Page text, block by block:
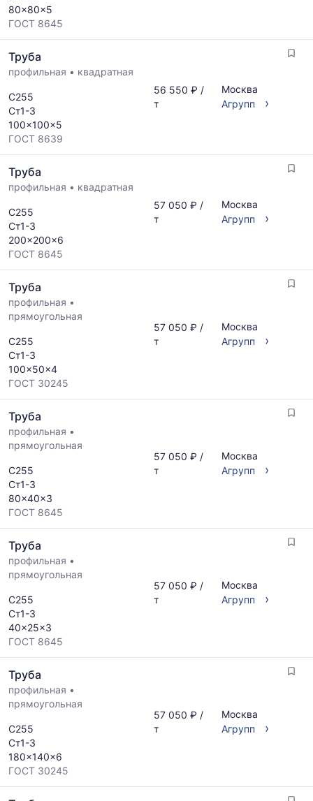
обновляется
по
мере
обновления
прайс-
80x80x5
ГОСТ 8645
Труба
профильная • квадратная
С255
Ст1-3
100x100x5
ГОСТ 8639
56 550 ₽ /
т
Москва
Агрупп
›
Труба
профильная • квадратная
С255
Ст1-3
200x200x6
ГОСТ 8645
57 050 ₽ /
т
Москва
Агрупп
›
Труба
профильная •
прямоугольная
С255
Ст1-3
100x50x4
ГОСТ 30245
57 050 ₽ /
т
Москва
Агрупп
›
Труба
профильная •
прямоугольная
С255
Ст1-3
80x40x3
ГОСТ 8645
57 050 ₽ /
т
Москва
Агрупп
›
Труба
профильная •
прямоугольная
С255
Ст1-3
40x25x3
ГОСТ 8645
57 050 ₽ /
т
Москва
Агрупп
›
Труба
профильная •
прямоугольная
С255
Ст1-3
180x140x6
ГОСТ 30245
57 050 ₽ /
т
Москва
Агрупп
›